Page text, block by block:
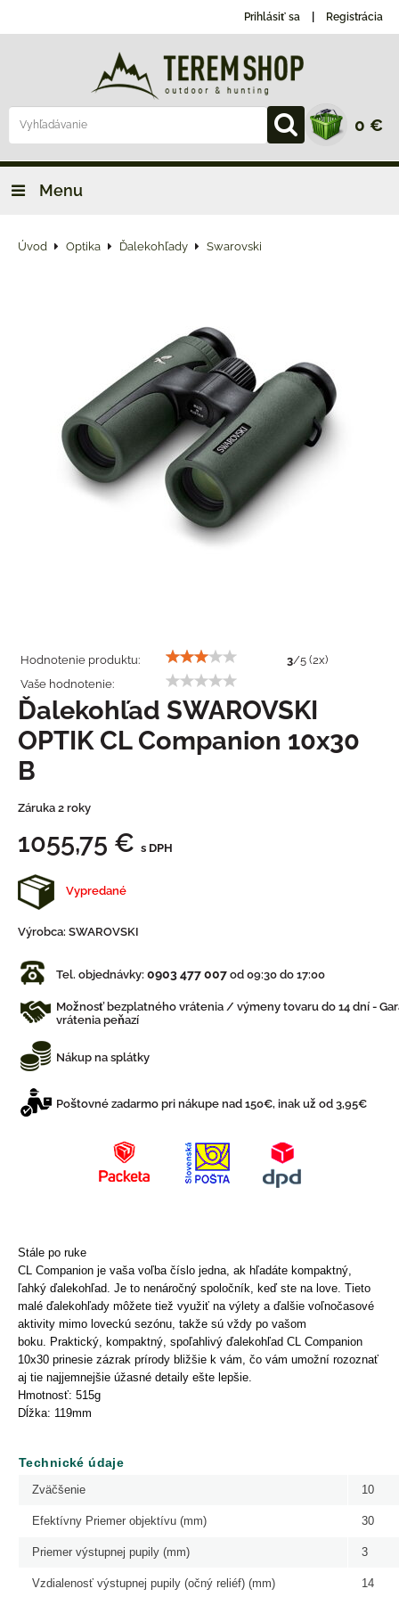
Prihlásiť sa Registrácia
0 €
Menu
Úvod Optika Ďalekohľady Swarovski
Hodnotenie produktu: 3/5 (2x)
Vaše hodnotenie:
Ďalekohľad SWAROVSKI
OPTIK CL Companion 10x30
B
Záruka 2 roky
1055,75 € s DPH
Vypredané
Výrobca: SWAROVSKI
Tel. objednávky: 0903 477 007 od 09:30 do 17:00
Možnosť bezplatného vrátenia / výmeny tovaru do 14 dní -
vrátenia peňazí
Nákup na splátky
Poštovné zadarmo pri nákupe nad 150€, inak už od 3,95€
Stále po ruke
CL Companion je vaša voľba číslo jedna, ak hľadáte kompaktný,
ľahký ďalekohľad. Je to nenáročný spoločník, keď ste na love. Tieto
malé ďalekohľady môžete tiež využiť na výlety a ďalšie voľnočasové
aktivity mimo loveckú sezónu, takže sú vždy po vašom
boku. Praktický, kompaktný, spoľahlivý ďalekohľad CL Companion
10x30 prinesie zázrak prírody bližšie k vám, čo vám umožní rozoznať
aj tie najjemnejšie úžasné detaily ešte lepšie.
Hmotnosť: 515g
Dĺžka: 119mm
Technické údaje
Zväčšenie 10
Efektívny Priemer objektívu (mm) 30
Priemer výstupnej pupily (mm) 3
Vzdialenosť výstupnej pupily (očný reliéf) (mm) 14